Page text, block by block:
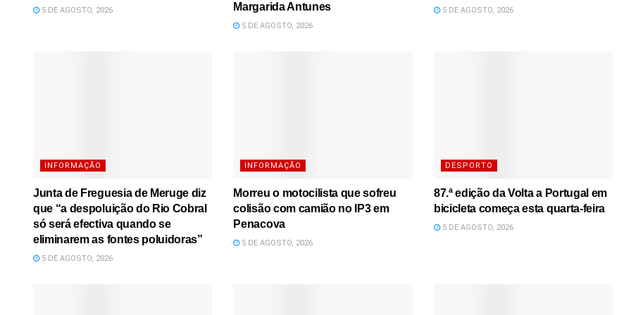
5 DE AGOSTO, 2026 Margarida Antunes
5 DE AGOSTO, 2026
5 DE AGOSTO, 2026
INFORMAÇÃO
Junta de Freguesia de Meruge diz
que “a despoluição do Rio Cobral
só será efectiva quando se
eliminarem as fontes poluidoras”
5 DE AGOSTO, 2026
INFORMAÇÃO
Morreu o motocilista que sofreu
colisão com camião no IP3 em
Penacova
5 DE AGOSTO, 2026
DESPORTO
87.ª edição da Volta a Portugal em
bicicleta começa esta quarta-feira
5 DE AGOSTO, 2026